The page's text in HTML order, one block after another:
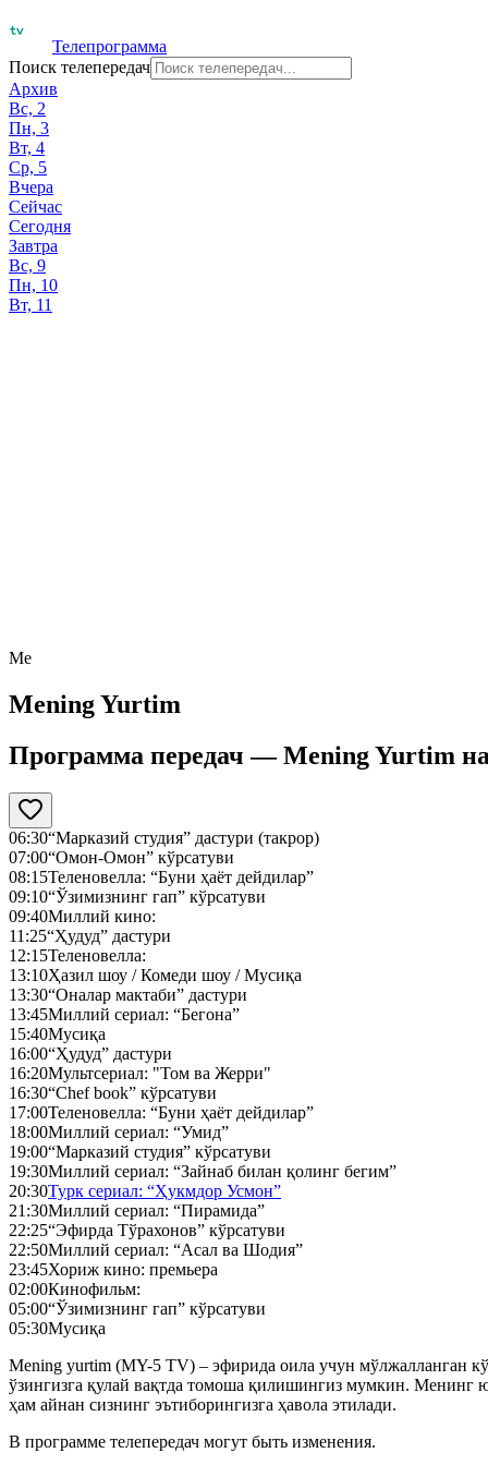
Телепрограмма
Поиск телепередач
Архив
Вс, 2
Пн, 3
Вт, 4
Ср, 5
Вчера
Сейчас
Сегодня
Завтра
Вс, 9
Пн, 10
Вт, 11
Me
Mening Yurtim
Программа передач —Mening Yurtim
06:30“Марказий студия” дастури (такрор)
07:00“Омон-Омон” кўрсатуви
08:15Теленовелла: “Буни ҳаёт дейдилар”
09:10“Ўзимизнинг гап” кўрсатуви
09:40Миллий кино:
11:25“Ҳудуд” дастури
12:15Теленовелла:
13:10Ҳазил шоу / Комеди шоу / Мусиқа
13:30“Оналар мактаби” дастури
13:45Миллий сериал: “Бегона”
15:40Мусиқа
16:00“Ҳудуд” дастури
16:20Мультсериал: "Том ва Жерри"
16:30“Chef book” кўрсатуви
17:00Теленовелла: “Буни ҳаёт дейдилар”
18:00Миллий сериал: “Умид”
19:00“Марказий студия” кўрсатуви
19:30Миллий сериал: “Зайнаб билан қолинг бегим”
20:30Турк сериал: “Ҳукмдор Усмон”
21:30Миллий сериал: “Пирамида”
22:25“Эфирда Тўрахонов” кўрсатуви
22:50Миллий сериал: “Асал ва Шодия”
23:45Хориж кино: премьера
02:00Кинофильм:
05:00“Ўзимизнинг гап” кўрсатуви
05:30Мусиқа
Mening yurtim (MY-5 TV) – эфирида оила учун мўлжалланган
ўзингизга қулай вақтда томоша қилишингиз мумкин. Менинг
ҳам айнан сизнинг эътиборингизга ҳавола этилади.
В программе телепередач могут быть изменения.